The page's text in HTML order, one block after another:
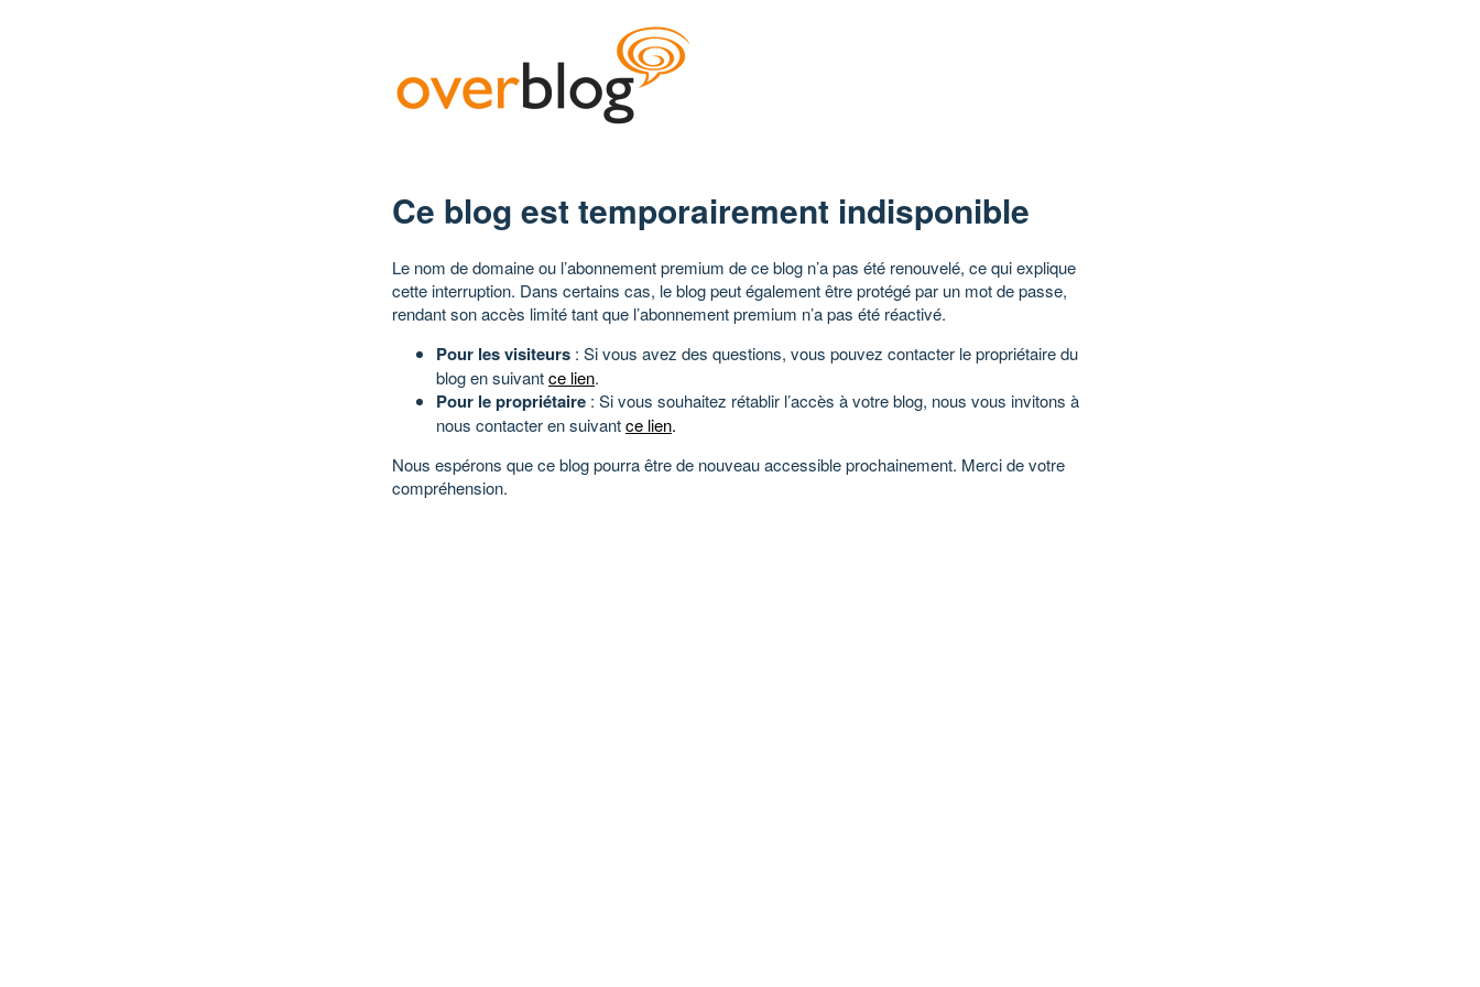
Ce blog est temporairement indisponible
Le nom de domaine ou l’abonnement premium de ce blog n’a pas été renouvelé, ce qui explique
cette interruption. Dans certains cas, le blog peut également être protégé par un mot de passe,
rendant son accès limité tant que l’abonnement premium n’a pas été réactivé.
Pour les visiteurs : Si vous avez des questions, vous pouvez contacter le propriétaire du
blog en suivantce lien.
Pour le propriétaire : Si vous souhaitez rétablir l’accès à votre blog, nous vous invitons à
nous contacter en suivantce lien.
Nous espérons que ce blog pourra être de nouveau accessible prochainement. Merci de votre
compréhension.